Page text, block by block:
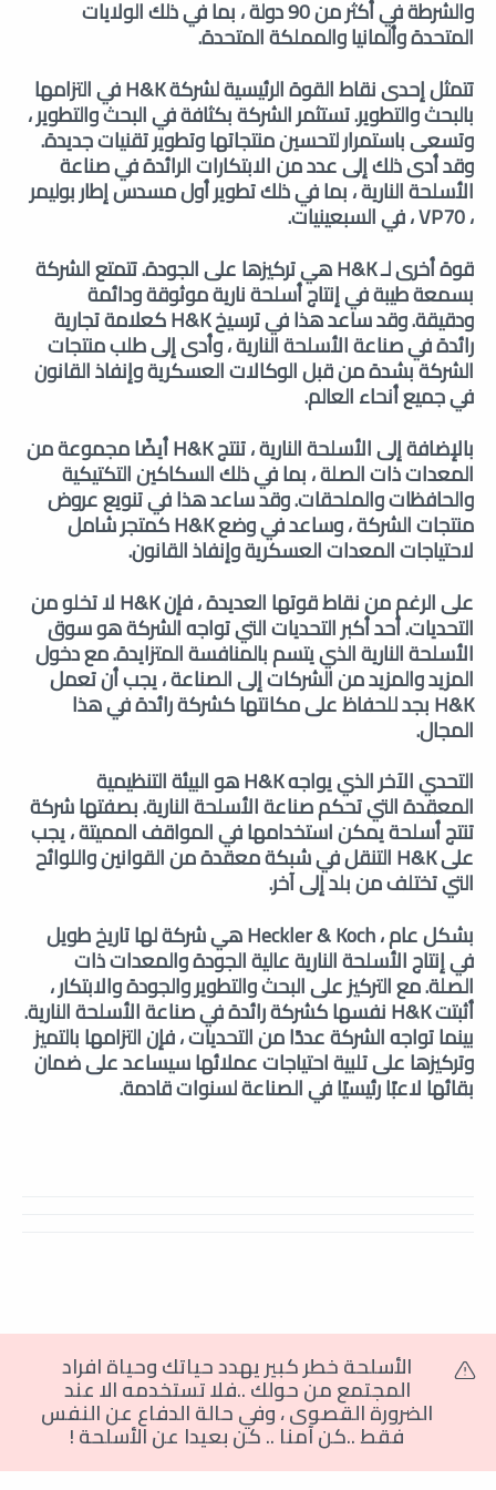
والشرطة في أكثر من 90 دولة ، بما في ذلك الولايات
المتحدة وألمانيا والمملكة المتحدة.
تتمثل إحدى نقاط القوة الرئيسية لشركة H&K في التزامها
بالبحث والتطوير. تستثمر الشركة بكثافة في البحث والتطوير ،
وتسعى باستمرار لتحسين منتجاتها وتطوير تقنيات جديدة.
وقد أدى ذلك إلى عدد من الابتكارات الرائدة في صناعة
الأسلحة النارية ، بما في ذلك تطوير أول مسدس إطار بوليمر
، VP70 ، في السبعينيات.
قوة أخرى لـ H&K هي تركيزها على الجودة. تتمتع الشركة
بسمعة طيبة في إنتاج أسلحة نارية موثوقة ودائمة
ودقيقة. وقد ساعد هذا في ترسيخ H&K كعلامة تجارية
رائدة في صناعة الأسلحة النارية ، وأدى إلى طلب منتجات
الشركة بشدة من قبل الوكالات العسكرية وإنفاذ القانون
في جميع أنحاء العالم.
بالإضافة إلى الأسلحة النارية ، تنتج H&K أيضًا مجموعة من
المعدات ذات الصلة ، بما في ذلك السكاكين التكتيكية
والحافظات والملحقات. وقد ساعد هذا في تنويع عروض
منتجات الشركة ، وساعد في وضع H&K كمتجر شامل
لاحتياجات المعدات العسكرية وإنفاذ القانون.
على الرغم من نقاط قوتها العديدة ، فإن H&K لا تخلو من
التحديات. أحد أكبر التحديات التي تواجه الشركة هو سوق
الأسلحة النارية الذي يتسم بالمنافسة المتزايدة. مع دخول
المزيد والمزيد من الشركات إلى الصناعة ، يجب أن تعمل
H&K بجد للحفاظ على مكانتها كشركة رائدة في هذا
المجال.
التحدي الآخر الذي يواجه H&K هو البيئة التنظيمية
المعقدة التي تحكم صناعة الأسلحة النارية. بصفتها شركة
تنتج أسلحة يمكن استخدامها في المواقف المميتة ، يجب
على H&K التنقل في شبكة معقدة من القوانين واللوائح
التي تختلف من بلد إلى آخر.
بشكل عام ، Heckler & Koch هي شركة لها تاريخ طويل
في إنتاج الأسلحة النارية عالية الجودة والمعدات ذات
الصلة. مع التركيز على البحث والتطوير والجودة والابتكار ،
أثبتت H&K نفسها كشركة رائدة في صناعة الأسلحة النارية.
بينما تواجه الشركة عددًا من التحديات ، فإن التزامها بالتميز
وتركيزها على تلبية احتياجات عملائها سيساعد على ضمان
بقائها لاعبًا رئيسيًا في الصناعة لسنوات قادمة.
الأسلحة خطر كبير يهدد حياتك وحياة افراد
المجتمع من حولك ..فلا تستخدمه الا عند
الضرورة القصوى،وفي حالة الدفاع عن النفس
فقط ..كن آمنا .. كن بعيدا عن الأسلحة!